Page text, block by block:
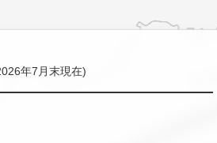
年7月末現在)